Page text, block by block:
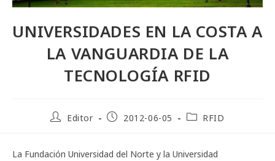
UNIVERSIDADES EN LA COSTA A
LA VANGUARDIA DE LA
TECNOLOGÍA RFID
Editor 2012-06-05 RFID
La Fundación Universidad del Norte y la Universidad